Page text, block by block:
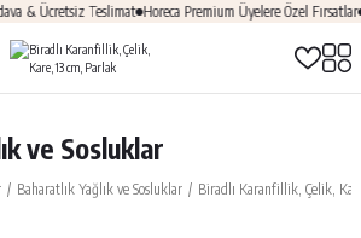
& Ücretsiz Teslimat Horeca Premium Üyelere Özel Fırsatlar
ve Sosluklar
Baharatlık Yağlık ve Sosluklar Biradlı Karanfillik, Çelik,